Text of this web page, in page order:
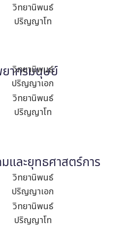
วิทยานิพนธ์
ปริญญาโท
ากรมนุษย์
วิทยานิพนธ์
ปริญญาเอก
วิทยานิพนธ์
ปริญญาโท
ละยุทธศาสตร์การ
วิทยานิพนธ์
ปริญญาเอก
วิทยานิพนธ์
ปริญญาโท